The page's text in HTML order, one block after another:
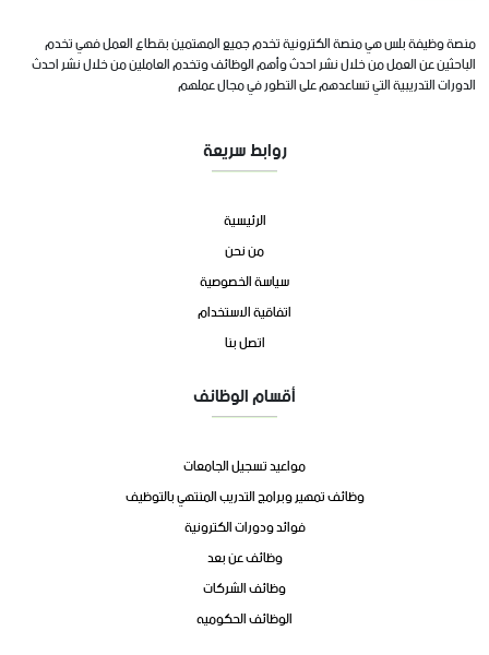
منصة وظيفة بلس هي منصة الكترونية تخدم جميع المهتمين بقطاع العمل فهي تخدم
الباحثين عن العمل من خلال نشر احدث وأهم الوظائف وتخدم العاملين من خلال نشر احدث
الدورات التدريبية التي تساعدهم على التطور في مجال عملهم
روابط سريعة
الرئيسية
من نحن
سياسة الخصوصية
اتفاقية الاستخدام
اتصل بنا
أقسام الوظائف
مواعيد تسجيل الجامعات
وظائف تمهير وبرامج التدريب المنتهي بالتوظيف
فوائد ودورات الكترونية
وظائف عن بعد
وظائف الشركات
الوظائف الحكوميه